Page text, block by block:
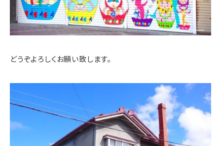
どうぞよろしくお願い致します。